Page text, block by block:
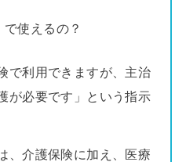
使えるの？
で利用できますが、主治
が必要です」という指示
、介護保険に加え、医療